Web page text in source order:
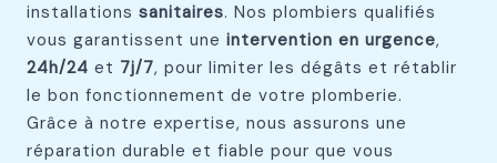
installations sanitaires. Nos plombiers qualifiés
vous garantissent une intervention en urgence,
24h/24 et 7j/7, pour limiter les dégâts et rétablir
le bon fonctionnement de votre plomberie.
Grâce à notre expertise, nous assurons une
réparation durable et fiable pour que vous